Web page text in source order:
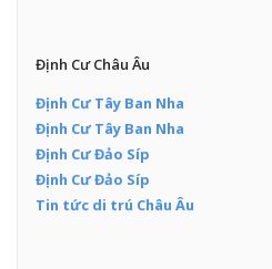
Định Cư Châu Âu
Định Cư Tây Ban Nha
Định Cư Tây Ban Nha
Định Cư Đảo Síp
Định Cư Đảo Síp
Tin tức di trú Châu Âu